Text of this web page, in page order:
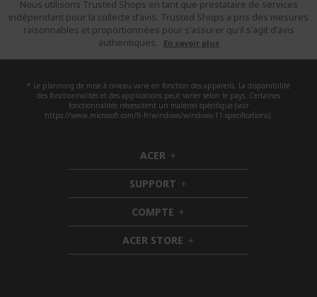
Nous utilisons Trusted Shops en tant que prestataire de services
indépendant pour la collecte d'avis. Trusted Shops a pris des mesures
raisonnables et proportionnées pour s'assurer qu'il s'agit d'avis
authentiques.
En savoir plus
* Le planning de mise à niveau varie en fonction des appareils. La disponibilité
des fonctionnalités et des applications peut varier selon le pays. Certaines
fonctionnalités nécessitent un matériel spécifique (voir
https://www.microsoft.com/fr-fr/windows/windows-11-specifications).
ACER h
i
d
d
e
n
SUPPORT h
i
d
d
e
n
COMPTE h
i
d
d
ACER STORE h
i